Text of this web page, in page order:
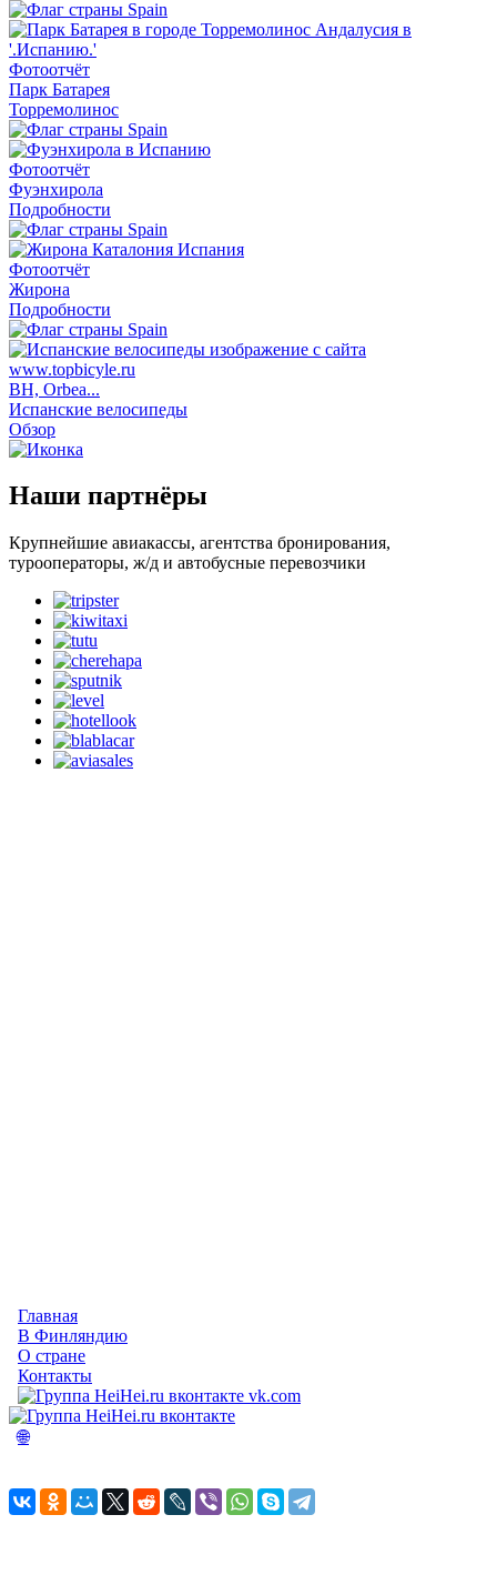
Фотоотчёт
Парк Батарея
Торремолинос
Фотоотчёт
Фуэнхирола
Подробности
Фотоотчёт
Жирона
Подробности
BH, Orbea...
Испанские велосипеды
Обзор
Наши партнёры
Крупнейшие авиакассы, агентства бронирования,
турооператоры, ж/д и автобусные перевозчики
Главная
В Финляндию
О стране
Контакты
vk.com
🌐